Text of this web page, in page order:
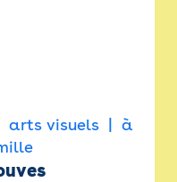
arts visuels
à